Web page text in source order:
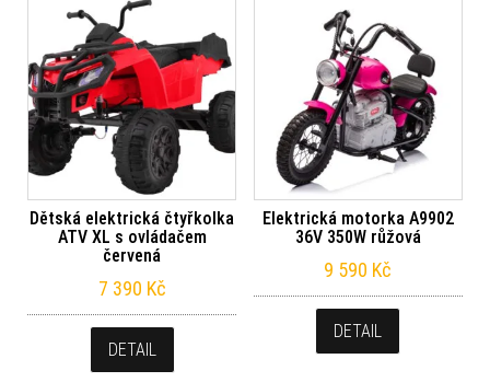
Dětská elektrická čtyřkolka
ATV XL s ovládačem
červená
7 390 Kč
DETAIL
Elektrická motorka A9902
36V 350W růžová
9 590 Kč
DETAIL